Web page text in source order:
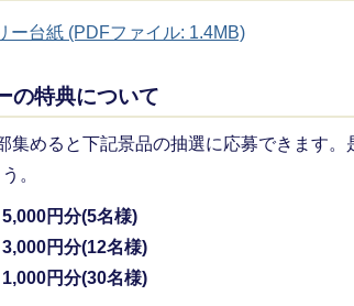
ー台紙 (PDFファイル: 1.4MB)
の特典について
集めると下記景品の抽選に応募できます
。
円分(5名様)
円分(12名様)
円分(30名様)